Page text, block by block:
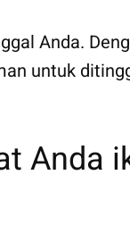
Anda.
untuk
Anda